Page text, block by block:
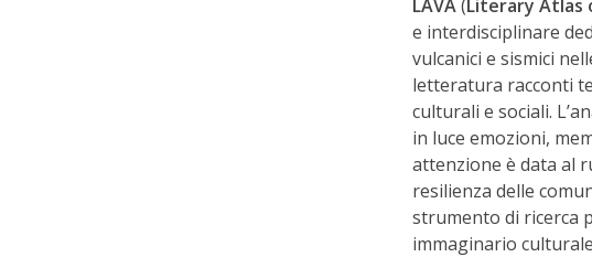
LAVA(Literary Atlas
e interdisciplinare
vulcanici e sismici
letteratura racconti
culturali e sociali.
in luce emozioni,
attenzione è data al
resilienza delle
strumento di ricerca
immaginario